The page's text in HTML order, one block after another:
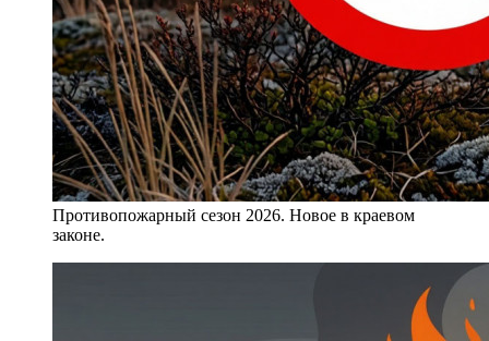
Противопожарный сезон 2026. Новое в краевом
законе.